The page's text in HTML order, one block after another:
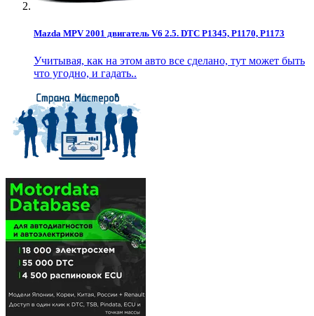
Mazda MPV 2001 двигатель V6 2.5. DTC P1345, P1170, P1173
Учитывая, как на этом авто все сделано, тут может быть
что угодно, и гадать..